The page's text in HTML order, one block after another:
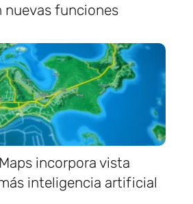
nuevas funciones
incorpora vista
inteligencia artificial